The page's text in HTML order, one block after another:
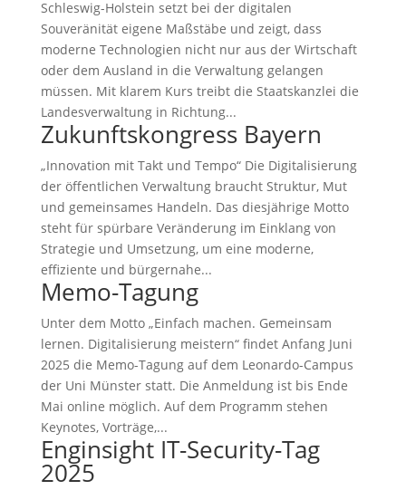
Schleswig-Holstein setzt bei der digitalen
Souveränität eigene Maßstäbe und zeigt, dass
moderne Technologien nicht nur aus der Wirtschaft
oder dem Ausland in die Verwaltung gelangen
müssen. Mit klarem Kurs treibt die Staatskanzlei die
Landesverwaltung in Richtung...
Zukunftskongress Bayern
„Innovation mit Takt und Tempo“ Die Digitalisierung
der öffentlichen Verwaltung braucht Struktur, Mut
und gemeinsames Handeln. Das diesjährige Motto
steht für spürbare Veränderung im Einklang von
Strategie und Umsetzung, um eine moderne,
effiziente und bürgernahe...
Memo-Tagung
Unter dem Motto „Einfach machen. Gemeinsam
lernen. Digitalisierung meistern“ findet Anfang Juni
2025 die Memo-Tagung auf dem Leonardo-Campus
der Uni Münster statt. Die Anmeldung ist bis Ende
Mai online möglich. Auf dem Programm stehen
Keynotes, Vorträge,...
Enginsight IT-Security-Tag
2025